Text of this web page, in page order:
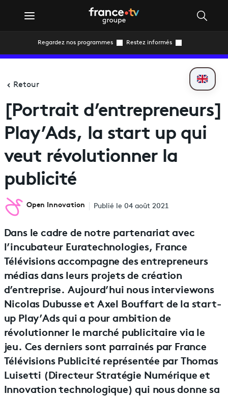
Regardez nos programmes Restez informés
Retour
[Portrait d’entrepreneurs]
Play’Ads, la start up qui
veut révolutionner la
publicité
Open Innovation Publié le 04 août 2021
Dans le cadre de notre partenariat avec
l’incubateur Euratechnologies, France
Télévisions accompagne des entrepreneurs
médias dans leurs projets de création
d’entreprise. Aujourd’hui nous interviewons
Nicolas Dubusse et Axel Bouffart de la start-
up Play’Ads qui a pour ambition de
révolutionner le marché publicitaire via le
jeu. Ces derniers sont parrainés par France
Télévisions Publicité représentée par Thomas
Luisetti (Directeur Stratégie Numérique et
Innovation technologique) qui nous donne sa